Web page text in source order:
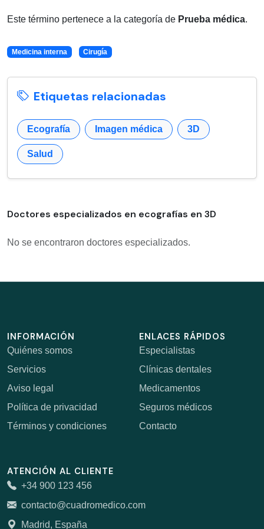
Este término pertenece a la categoría de Prueba médica.
Medicina interna Cirugía
Etiquetas relacionadas
Ecografía Imagen médica 3D
Salud
Doctores especializados en ecografías en 3D
No se encontraron doctores especializados.
INFORMACIÓN
Quiénes somos
Servicios
Aviso legal
Política de privacidad
Términos y condiciones
ENLACES RÁPIDOS
Especialistas
Clínicas dentales
Medicamentos
Seguros médicos
Contacto
ATENCIÓN AL CLIENTE
+34 900 123 456
contacto@cuadromedico.com
Madrid, España